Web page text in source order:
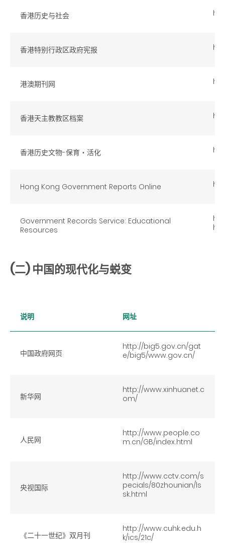
香港历史与社会
香港特别行政区政府宪报
港澳期刊网
香港天主教教区档案
香港历史文物-保育‧活化
Hong Kong Government Reports Online
Government Records Service: Educational
Resources
(二) 中国的现代化与蜕变
说明 网址
中国政府网页
http://big5.gov.cn/gat
e/big5/www.gov.cn/
新华网
http://www.xinhuanet.c
om/
人民网
http://www.people.co
m.cn/GB/index.html
央视国际
http://www.cctv.com/s
pecials/80zhounian/ls
sk.html
《二十一世纪》双月刊
http://www.cuhk.edu.h
k/ics/21c/